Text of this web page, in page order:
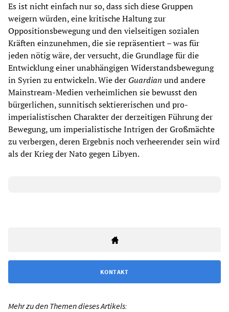
Es ist nicht einfach nur so, dass sich diese Gruppen
weigern würden, eine kritische Haltung zur
Oppositionsbewegung und den vielseitigen sozialen
Kräften einzunehmen, die sie repräsentiert – was für
jeden nötig wäre, der versucht, die Grundlage für die
Entwicklung einer unabhängigen Widerstandsbewegung
in Syrien zu entwickeln. Wie der Guardian und andere
Mainstream-Medien verheimlichen sie bewusst den
bürgerlichen, sunnitisch sektiererischen und pro-
imperialistischen Charakter der derzeitigen Führung der
Bewegung, um imperialistische Intrigen der Großmächte
zu verbergen, deren Ergebnis noch verheerender sein wird
als der Krieg der Nato gegen Libyen.
KONTAKT
Mehr zu den Themen dieses Artikels: